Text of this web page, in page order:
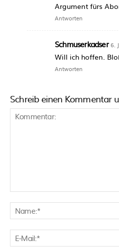
Argument fürs
Antworten
Schmuserkadser 6.
Will ich hoffen.
Antworten
Schreib einen Kommentar